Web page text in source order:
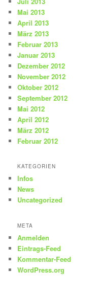
Mai 2013
April 2013
März 2013
Februar 2013
Januar 2013
Dezember 2012
November 2012
Oktober 2012
September 2012
Mai 2012
April 2012
März 2012
Februar 2012
KATEGORIEN
Infos
News
Uncategorized
META
Anmelden
Eintrags-Feed
Kommentar-Feed
WordPress.org